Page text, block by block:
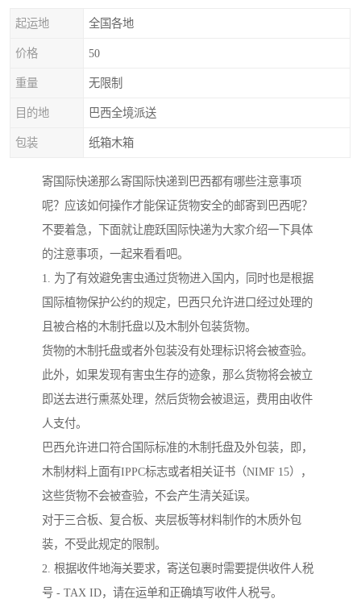
起运地 全国各地
价格 50
重量 无限制
目的地 巴西全境派送
包装 纸箱木箱
寄国际快递那么寄国际快递到巴西都有哪些注意事项
呢？应该如何操作才能保证货物安全的邮寄到巴西呢？
不要着急，下面就让鹿跃国际快递为大家介绍一下具体
的注意事项，一起来看看吧。
1. 为了有效避免害虫通过货物进入国内，同时也是根据
国际植物保护公约的规定，巴西只允许进口经过处理的
且被合格的木制托盘以及木制外包装货物。
货物的木制托盘或者外包装没有处理标识将会被查验。
此外，如果发现有害虫生存的迹象，那么货物将会被立
即送去进行熏蒸处理，然后货物会被退运，费用由收件
人支付。
巴西允许进口符合国际标准的木制托盘及外包装，即，
木制材料上面有IPPC标志或者相关证书（NIMF 15），
这些货物不会被查验，不会产生清关延误。
对于三合板、复合板、夹层板等材料制作的木质外包
装，不受此规定的限制。
2. 根据收件地海关要求，寄送包裹时需要提供收件人税
号 - TAX ID，请在运单和正确填写收件人税号。